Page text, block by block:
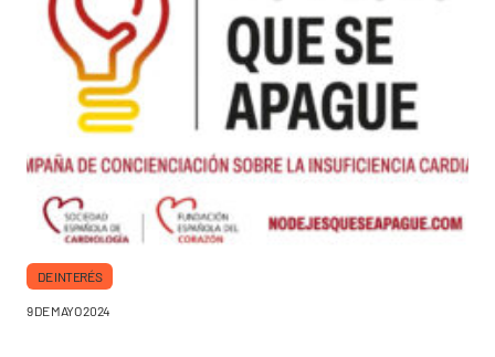
DE INTERÉS
9 DE MAYO 2024